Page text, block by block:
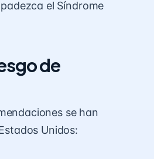
el Síndrome
de
se han
Unidos: